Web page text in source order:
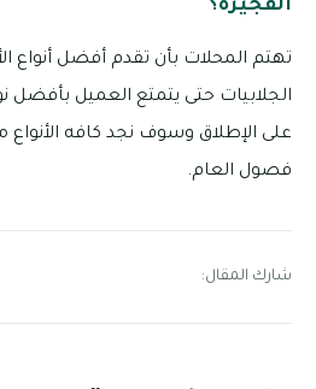
الفجيرة؟
تهتم المحلات بأن تقدم أفضل أنواع
الجلابيات حتى يتمتع العميل بأفضل
على الإطلاق وسوف نجد كافه الأنواع
فصول العام.
شارك المقال: